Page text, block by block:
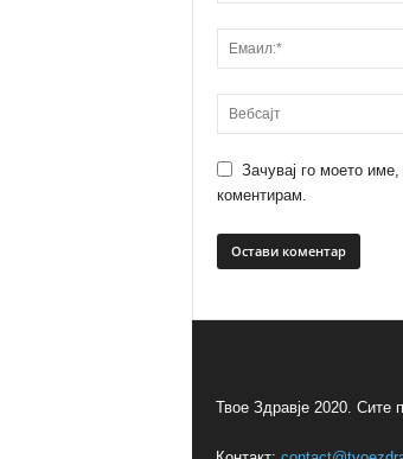
Зачувај го моето
коментирам.
Твое Здравје 2020. Сите